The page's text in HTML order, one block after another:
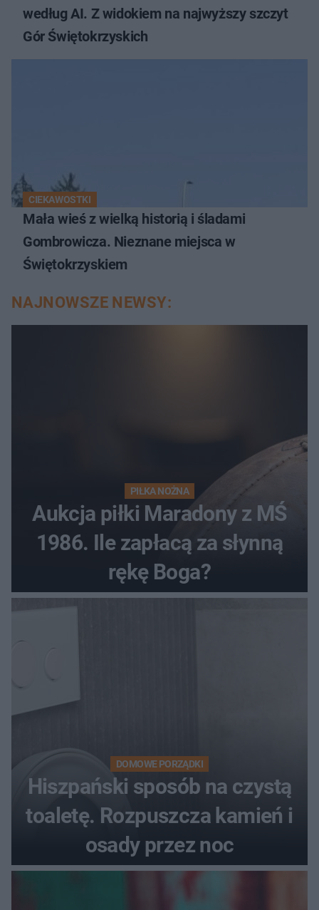
według AI. Z widokiem na najwyższy szczyt
Gór Świętokrzyskich
CIEKAWOSTKI
Mała wieś z wielką historią i śladami
Gombrowicza. Nieznane miejsca w
Świętokrzyskiem
NAJNOWSZE NEWSY:
PIŁKA NOŻNA
Aukcja piłki Maradony z MŚ
1986. Ile zapłacą za słynną
rękę Boga?
DOMOWE PORZĄDKI
Hiszpański sposób na czystą
toaletę. Rozpuszcza kamień i
osady przez noc